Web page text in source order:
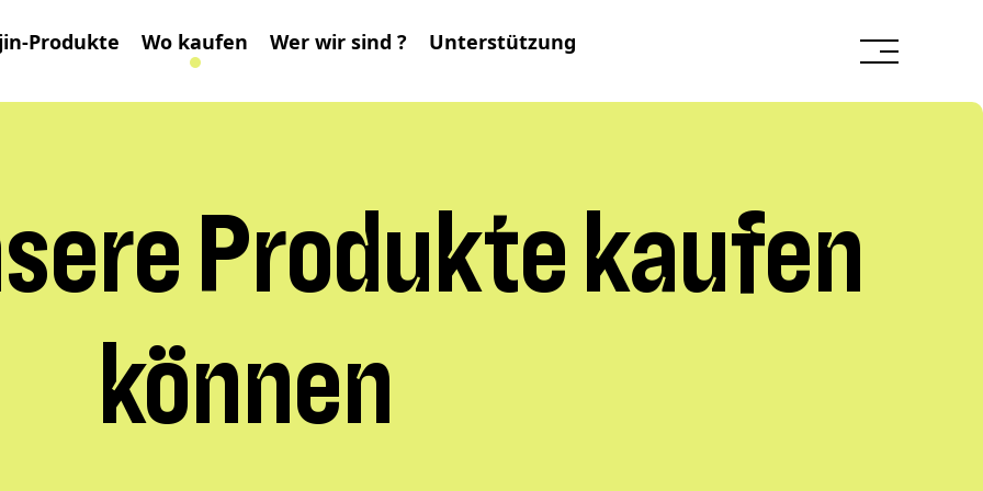
Produkte Wo kaufen Wer wir sind ? Unterstützung
Produkte kaufen
können